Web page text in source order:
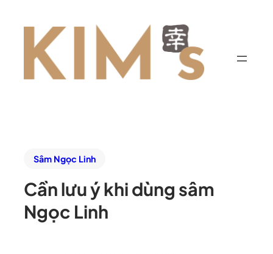
Sâm Ngọc Linh
Cần lưu ý khi dùng sâm
Ngọc Linh